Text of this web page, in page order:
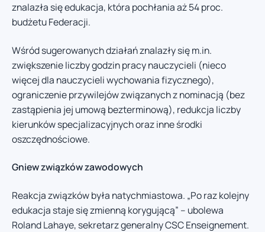
znalazła się edukacja, która pochłania aż 54 proc.
budżetu Federacji.
Wśród sugerowanych działań znalazły się m.in.
zwiększenie liczby godzin pracy nauczycieli (nieco
więcej dla nauczycieli wychowania fizycznego),
ograniczenie przywilejów związanych z nominacją (bez
zastąpienia jej umową bezterminową), redukcja liczby
kierunków specjalizacyjnych oraz inne środki
oszczędnościowe.
Gniew związków zawodowych
Reakcja związków była natychmiastowa. „Po raz kolejny
edukacja staje się zmienną korygującą” – ubolewa
Roland Lahaye, sekretarz generalny CSC Enseignement.